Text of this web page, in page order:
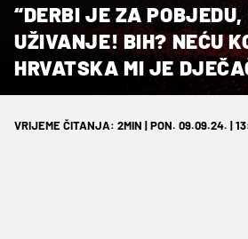
“DERBI JE ZA POBJEDU,
UŽIVANJE! BIH? NEĆU
HRVATSKA MI JE
VRIJEME ČITANJA: 2MIN | PON. 09.09.24. |